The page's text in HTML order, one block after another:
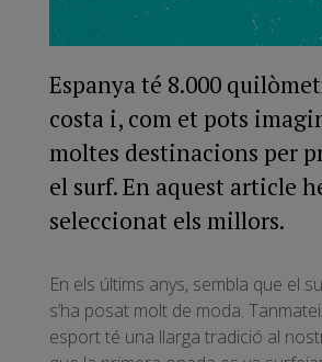
Espanya té 8.000
costa i, com et pots
moltes destinacions per
el surf. En aquest article
seleccionat els millors.
En els últims anys, sembla que el
s’ha posat molt de moda.
esport té una llarga tradició al